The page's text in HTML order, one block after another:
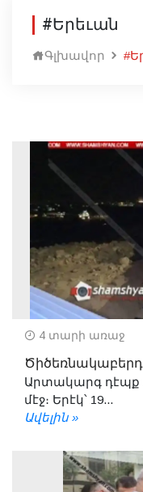
#Երեւան
Գլխավոր
4 տարի առաջ
Արտակարգ դէպք
մէջ։ Երէկ՝ 19...
Ավելին »